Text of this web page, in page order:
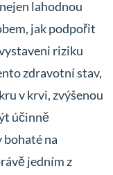
lahodnou
jak podpořit
riziku
zdravotní stav,
v krvi, zvýšenou
účinně
na
jedním z